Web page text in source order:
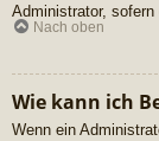
Administrator,
Nach oben
Wie kann ich
Wenn ein